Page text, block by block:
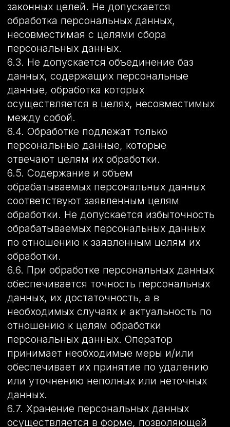
Российской Федерации об
исполнительном производстве.
9.4. Обработка персональных данных
необходима для исполнения договора,
стороной которого либо
выгодоприобретателем или
поручителем по которому является
субъект персональных данных, а также
для заключения договора по инициативе
субъекта персональных данных или
договора, по которому субъект
персональных данных будет являться
выгодоприобретателем или
поручителем.
9.5. Обработка персональных данных
необходима для осуществления прав и
законных интересов оператора или
третьих лиц либо для достижения
общественно значимых целей при
условии, что при этом не нарушаются
права и свободы субъекта персональных
данных.
9.6. Осуществляется обработка
персональных данных, доступ
неограниченного круга лиц к которым
предоставлен субъектом персональных
данных либо по его просьбе (далее –
общедоступные персональные данные).
9.7. Осуществляется обработка
опубликованию или обязательному
раскрытию в соответствии с
федеральным законом.
10. Порядок сбора, хранения, передачи и
других видов обработки персональных
данных Безопасность персональных
данных, которые обрабатываются
Оператором, обеспечивается путем
реализации правовых, организационных
и технических мер, необходимых для
выполнения в полном объеме
требований действующего
законодательства в области защиты